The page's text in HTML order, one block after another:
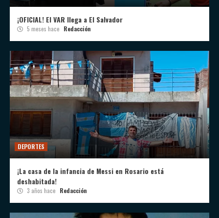
¡OFICIAL! El VAR llega a El Salvador
5 meses hace Redacción
DEPORTES
¡La casa de la infancia de Messi en Rosario está
deshabitada!
3 años hace Redacción